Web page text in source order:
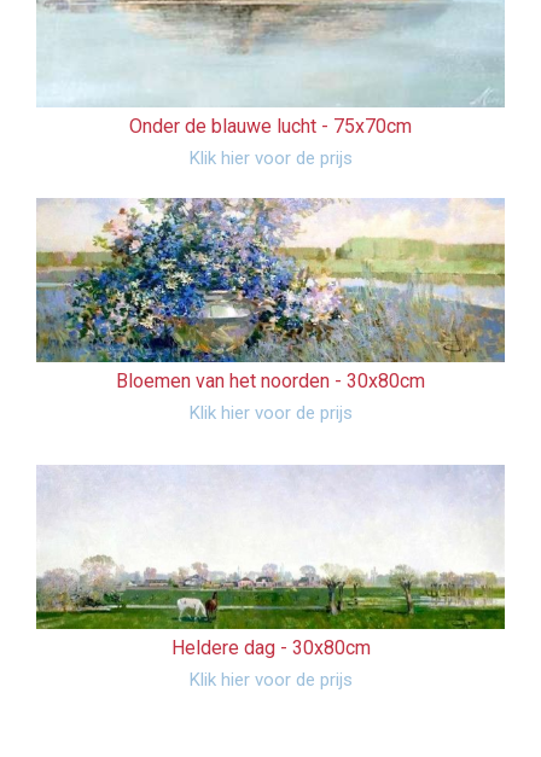
Onder de blauwe lucht - 75x70cm
Klik hier voor de prijs
Bloemen van het noorden - 30x80cm
Klik hier voor de prijs
Heldere dag - 30x80cm
Klik hier voor de prijs